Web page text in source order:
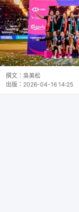
撰文： 吳美松
出版： 2026-04-16 14:25